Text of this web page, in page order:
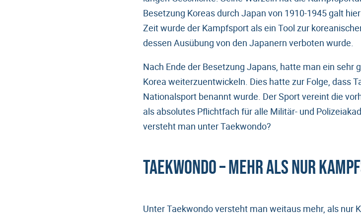
Besetzung Koreas durch Japan von 1910-1945 galt
Zeit wurde der Kampfsport als ein Tool zur
dessen Ausübung von den Japanern verboten wurde.
Nach Ende der Besetzung Japans, hatte man ein sehr
Korea weiterzuentwickeln. Dies hatte zur Folge, dass
Nationalsport benannt wurde. Der Sport vereint die
als absolutes Pflichtfach für alle Militär- und
versteht man unter Taekwondo?
Taekwondo – Mehr als nur
Unter Taekwondo versteht man weitaus mehr, als nur